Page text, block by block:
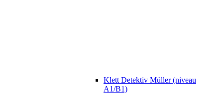
Klett Detektiv Müller (niveau
A1/B1)